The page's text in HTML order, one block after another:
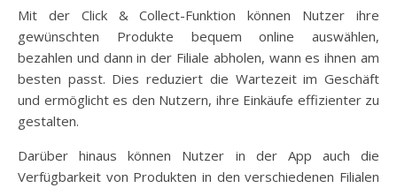
Mit der Click & Collect-Funktion können Nutzer ihre
gewünschten Produkte bequem online auswählen,
bezahlen und dann in der Filiale abholen, wann es ihnen am
besten passt. Dies reduziert die Wartezeit im Geschäft
und ermöglicht es den Nutzern, ihre Einkäufe effizienter zu
gestalten.
Darüber hinaus können Nutzer in der App auch die
Verfügbarkeit von Produkten in den verschiedenen Filialen